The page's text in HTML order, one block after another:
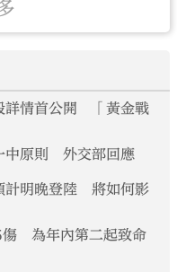
詳情首公開 「黃金戰
中原則 外交部回應
計明晚登陸 將如何影
傷 為年內第二起致命